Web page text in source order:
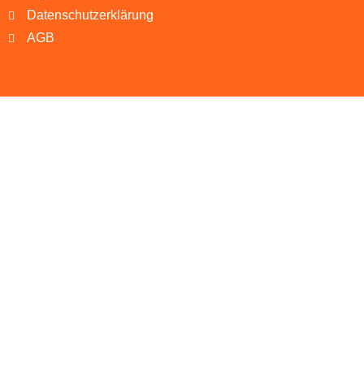
Datenschutzerklärung
AGB